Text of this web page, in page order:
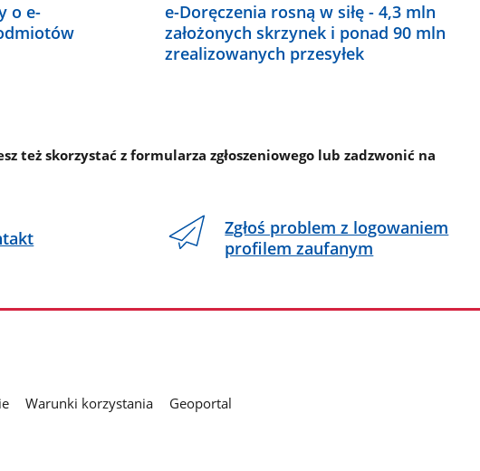
o e-
e-Doręczenia rosną w siłę - 4,3 mln
założonych skrzynek i ponad 90 mln
zrealizowanych przesyłek
też skorzystać z formularza zgłoszeniowego lub zadzwonić na
Zgłoś problem z logowaniem
profilem zaufanym
Warunki korzystania
Geoportal